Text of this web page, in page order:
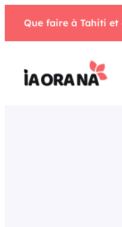
Que faire à Tahiti et